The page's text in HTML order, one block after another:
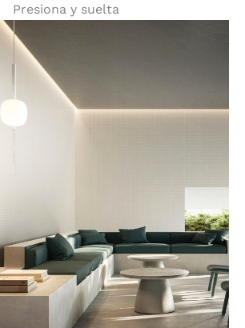
Presiona y suelta